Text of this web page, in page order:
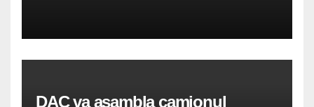
DAC va asambla camionul